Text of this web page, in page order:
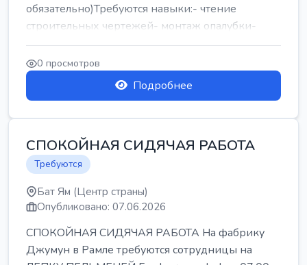
обязательно)Требуются навыки:- чтение
строительных чертежей- монтаж опалубки-
армокаркасыОпл...
0 просмотров
Подробнее
СПОКОЙНАЯ СИДЯЧАЯ РАБОТА
Требуются
Бат Ям (Центр страны)
Опубликовано: 07.06.2026
СПОКОЙНАЯ СИДЯЧАЯ РАБОТА На фабрику
Джумун в Рамле требуются сотрудницы на